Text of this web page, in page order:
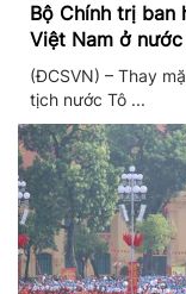
Bộ Chính trị ban
Việt Nam ở
(ĐCSVN) – Thay
tịch nước Tô ...